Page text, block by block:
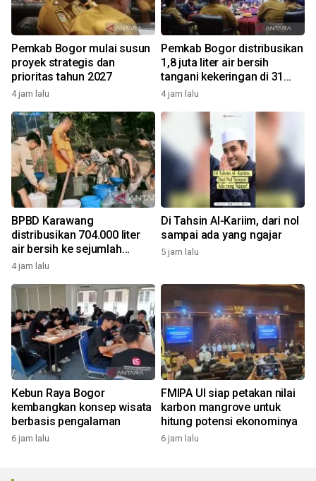
Pemkab Bogor mulai susun
proyek strategis dan
prioritas tahun 2027
4 jam lalu
Pemkab Bogor distribusikan
1,8 juta liter air bersih
tangani kekeringan di 31
kecamatan
4 jam lalu
BPBD Karawang
distribusikan 704.000 liter
air bersih ke sejumlah
daerah kekeringan
4 jam lalu
Di Tahsin Al-Kariim, dari nol
sampai ada yang ngajar
5 jam lalu
Kebun Raya Bogor
kembangkan konsep wisata
berbasis pengalaman
6 jam lalu
FMIPA UI siap petakan nilai
karbon mangrove untuk
hitung potensi ekonominya
6 jam lalu